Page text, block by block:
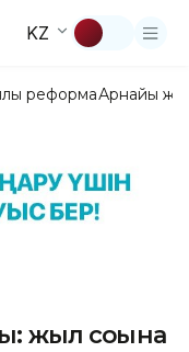
KZ
реформаАрнайы
жыл соңына